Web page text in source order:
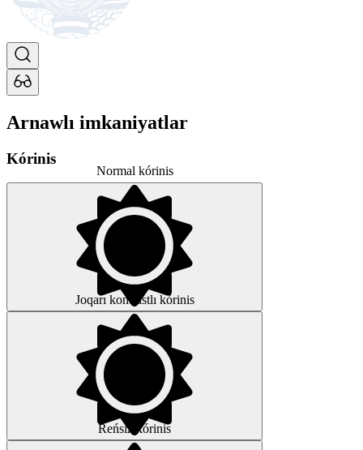
Arnawlı imkaniyatlar
Kórinis
Normal kórinis
Joqarı kontrastlı kórinis
Reńsiz kórinis